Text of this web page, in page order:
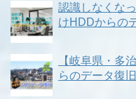
認識しなくな
けHDDからの
【岐阜県・多
らのデータ復旧